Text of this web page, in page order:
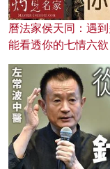
曆法家侯天同：遇
能看透你的七情六欲